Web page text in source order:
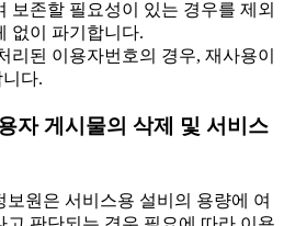
보존할 필요성이 있는 경우를 제외
없이 파기합니다.
리된 이용자번호의 경우, 재사용이
다.
자 게시물의 삭제 및 서비스
원은 서비스용 설비의 용량에 여